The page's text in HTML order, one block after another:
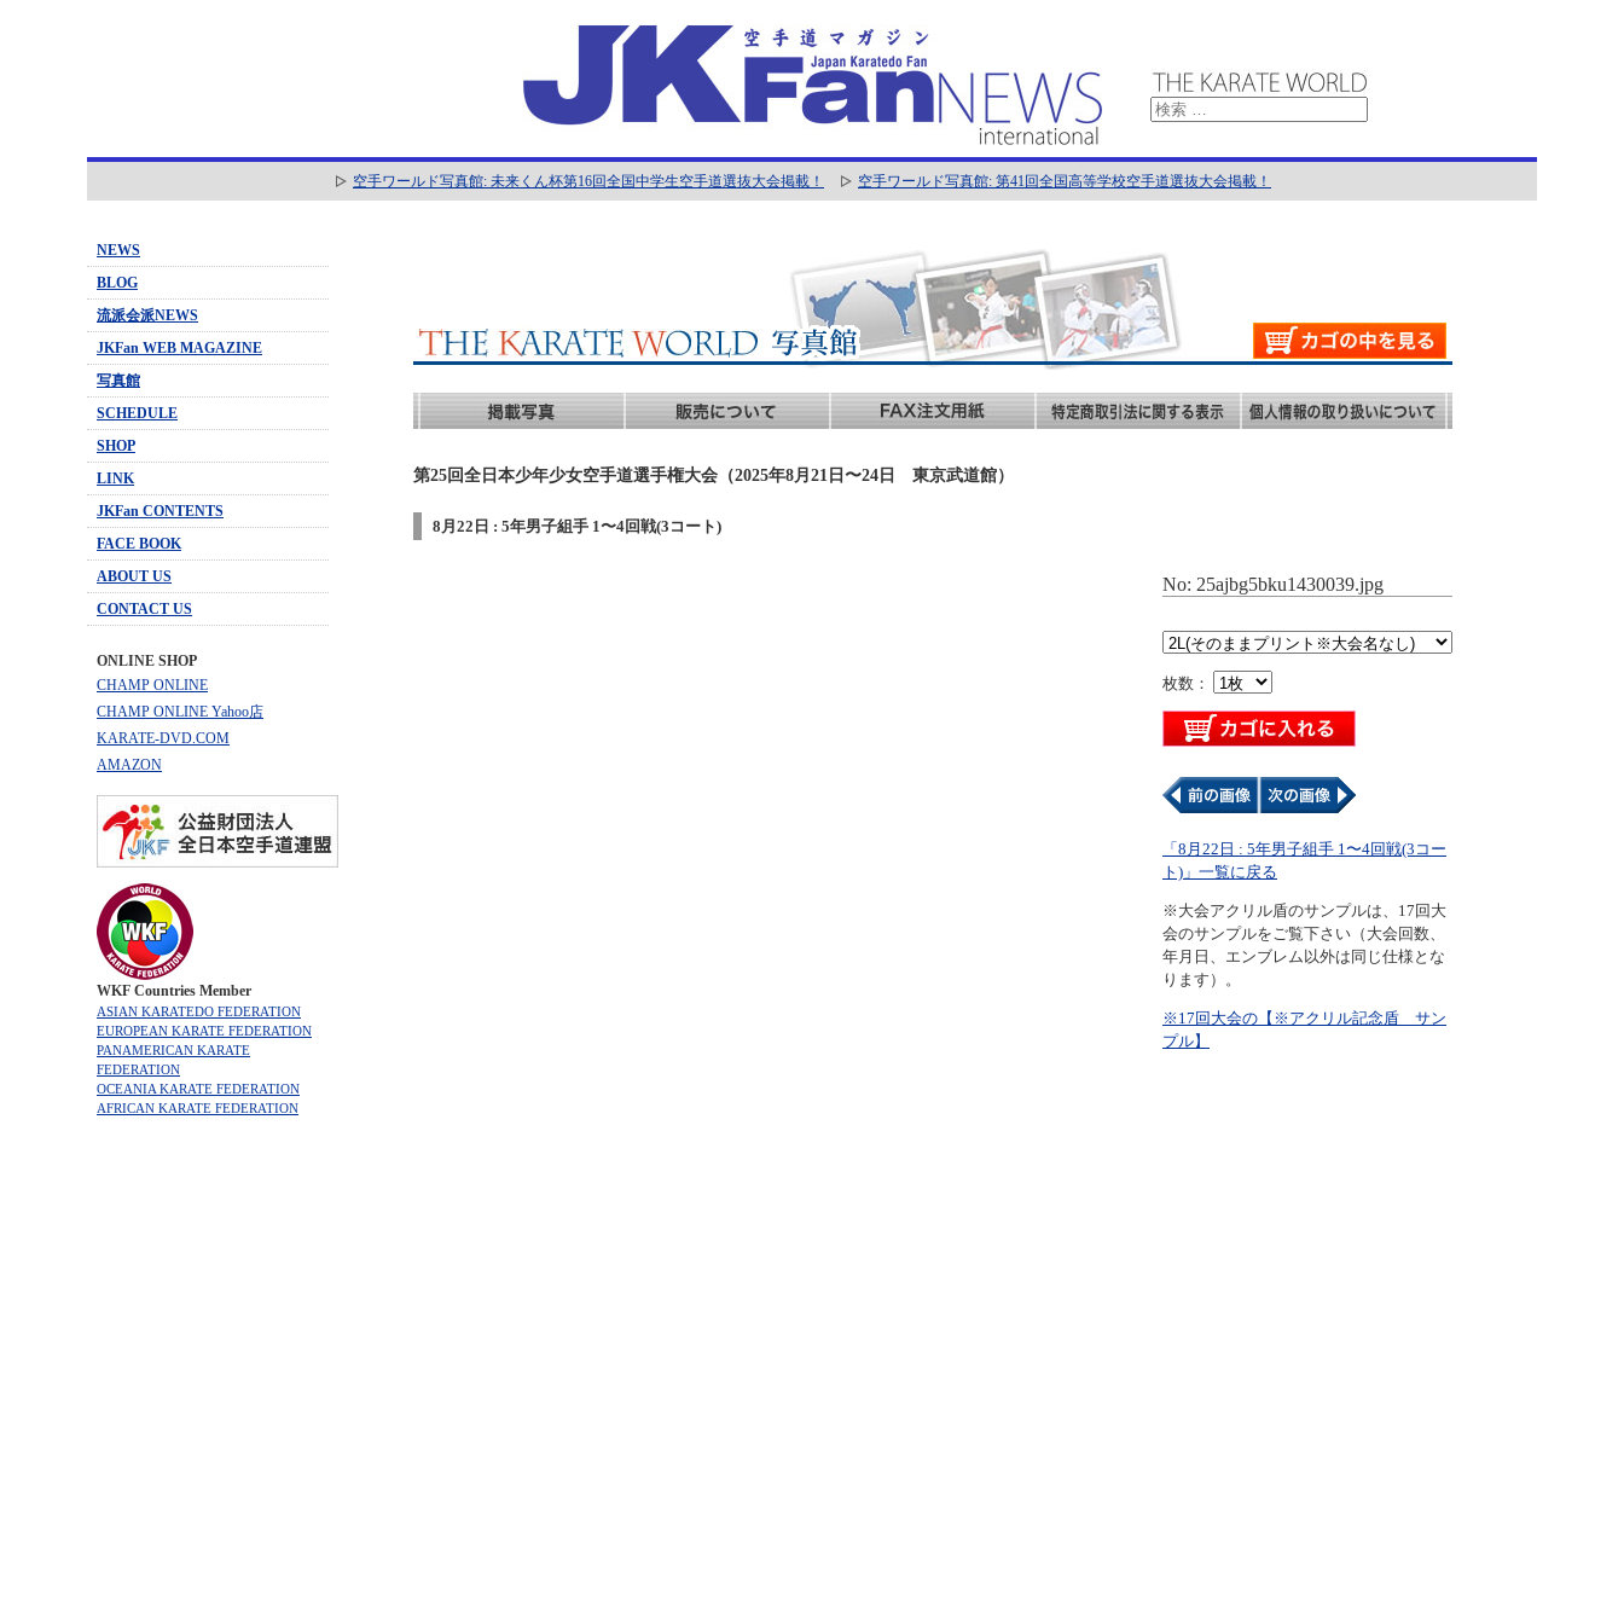
空手ワールド写真館: 未来くん杯第16回全国中学生空手道選抜大会掲載！ 空手ワールド写真館: 第41回全国高等学校空手道選抜大会掲載！
NEWS
BLOG
流派会派NEWS
JKFan WEB MAGAZINE
写真館
SCHEDULE
SHOP
LINK
JKFan CONTENTS
FACE BOOK
ABOUT US
CONTACT US
ONLINE SHOP
CHAMP ONLINE
CHAMP ONLINE Yahoo店
KARATE-DVD.COM
AMAZON
WKF Countries Member
ASIAN KARATEDO FEDERATION
EUROPEAN KARATE FEDERATION
PANAMERICAN KARATE
FEDERATION
OCEANIA KARATE FEDERATION
AFRICAN KARATE FEDERATION
第25回全日本少年少女空手道選手権大会（2025年8月21日〜24日 東京武道館）
8月22日 : 5年男子組手 1〜4回戦(3コート)
No: 25ajbg5bku1430039.jpg
枚数：
「8月22日 : 5年男子組手 1〜4回戦(3コー
ト)」一覧に戻る
※大会アクリル盾のサンプルは、17回大
会のサンプルをご覧下さい（大会回数、
年月日、エンブレム以外は同じ仕様とな
ります）。
※17回大会の【※アクリル記念盾 サン
プル】